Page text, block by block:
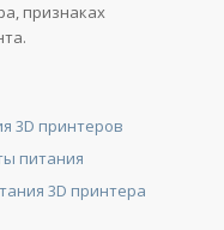
признаках
3D принтеров
питания
3D принтера